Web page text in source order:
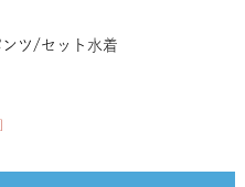
ツ/セット水着